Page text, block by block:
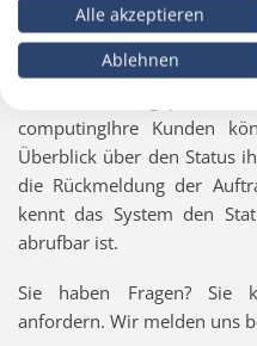
flexibel zu nutzen. Ein
bietet dagegen den Vorteil,
die Datenbank auf dem
computingIhre Kunden
Überblick über den Status
die Rückmeldung der
kennt das System den
abrufbar ist.
Sie haben Fragen? Sie
anfordern. Wir melden uns
Alle akzeptieren
Ablehnen